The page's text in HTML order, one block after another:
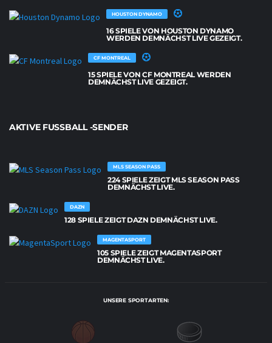
HOUSTON DYNAMO
16 SPIELE VON HOUSTON DYNAMO
WERDEN DEMNÄCHST LIVE GEZEIGT.
CF MONTREAL
15 SPIELE VON CF MONTREAL WERDEN
DEMNÄCHST LIVE GEZEIGT.
AKTIVE FUSSBALL -SENDER
MLS SEASON PASS
224 SPIELE ZEIGT MLS SEASON PASS
DEMNÄCHST LIVE.
DAZN
128 SPIELE ZEIGT DAZN DEMNÄCHST LIVE.
MAGENTASPORT
105 SPIELE ZEIGT MAGENTASPORT
DEMNÄCHST LIVE.
UNSERE SPORTARTEN: